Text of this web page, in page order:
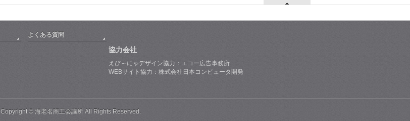
よくある質問
協力会社
えび～にゃデザイン協力：エコー広告事務所
WEBサイト協力：株式会社日本コンピュータ開発
Copyright © 海老名商工会議所 All Rights Reserved.